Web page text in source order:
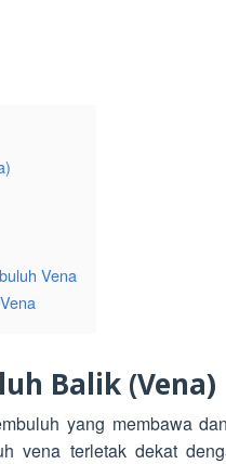
Vena
Balik (Vena)
yang membawa
vena terletak dekat